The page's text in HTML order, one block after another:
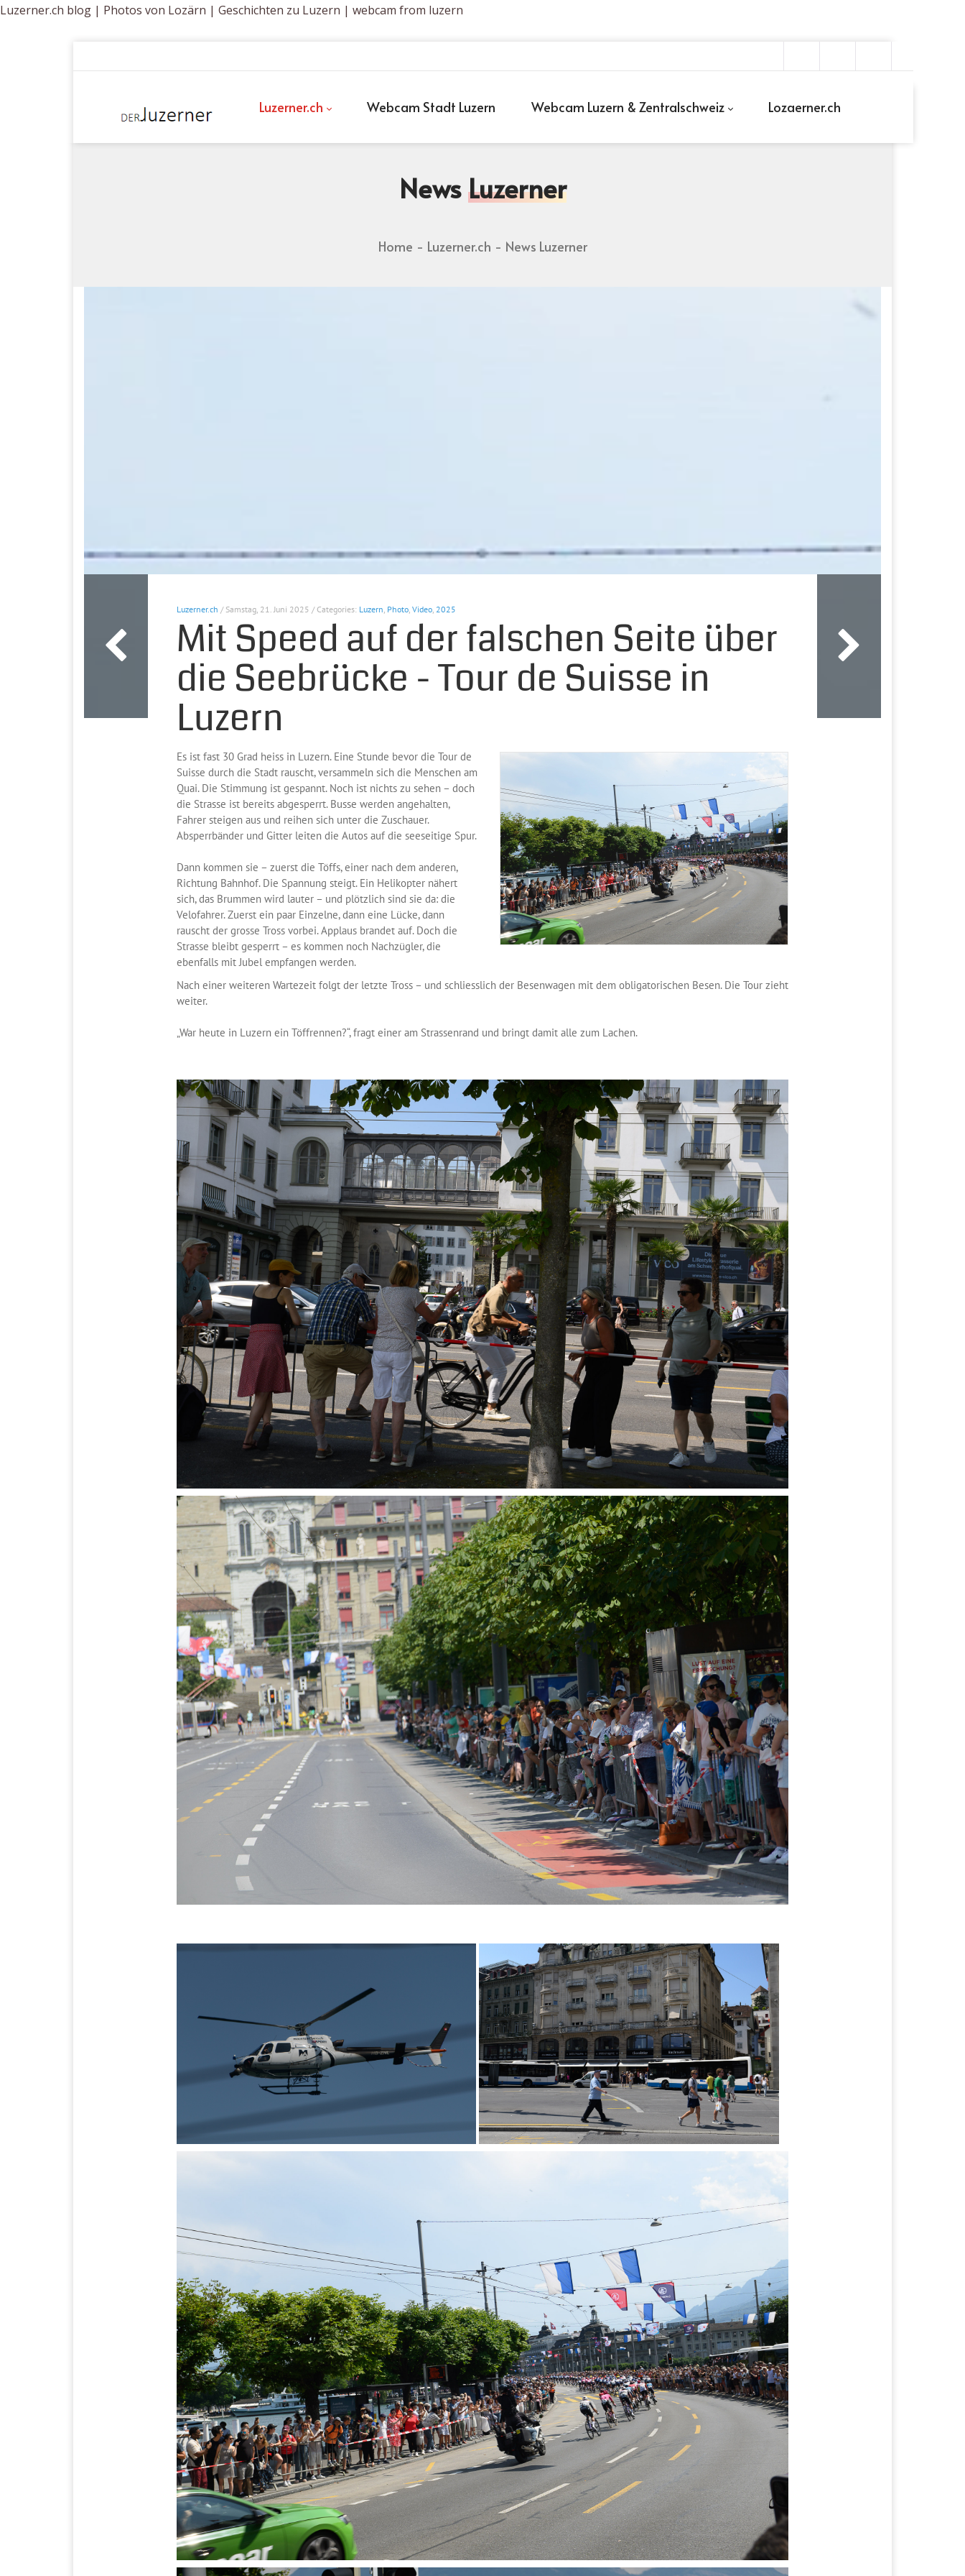
Luzerner.ch blog | Photos von Lozärn | Geschichten zu Luzern | webcam from luzern
Luzerner.ch Webcam Stadt Luzern Webcam Luzern & Zentralschweiz Lozaerner.ch
NewsLuzerner
Home Luzerner.ch News Luzerner
Luzerner.ch / Samstag, 21. Juni 2025 / Categories: Luzern, Photo, Video, 2025
Mit Speed auf der falschen Seite über
die Seebrücke - Tour de Suisse in
Luzern
Es ist fast 30 Grad heiss in Luzern. Eine Stunde bevor die Tour de
Suisse durch die Stadt rauscht, versammeln sich die Menschen am
Quai. Die Stimmung ist gespannt. Noch ist nichts zu sehen – doch
die Strasse ist bereits abgesperrt. Busse werden angehalten,
Fahrer steigen aus und reihen sich unter die Zuschauer.
Absperrbänder und Gitter leiten die Autos auf die seeseitige Spur.
Dann kommen sie – zuerst die Töffs, einer nach dem anderen,
Richtung Bahnhof. Die Spannung steigt. Ein Helikopter nähert
sich, das Brummen wird lauter – und plötzlich sind sie da: die
Velofahrer. Zuerst ein paar Einzelne, dann eine Lücke, dann
rauscht der grosse Tross vorbei. Applaus brandet auf. Doch die
Strasse bleibt gesperrt – es kommen noch Nachzügler, die
ebenfalls mit Jubel empfangen werden.
Nach einer weiteren Wartezeit folgt der letzte Tross – und schliesslich der Besenwagen mit dem obligatorischen Besen. Die Tour zieht
weiter.
„War heute in Luzern ein Töffrennen?“, fragt einer am Strassenrand und bringt damit alle zum Lachen.